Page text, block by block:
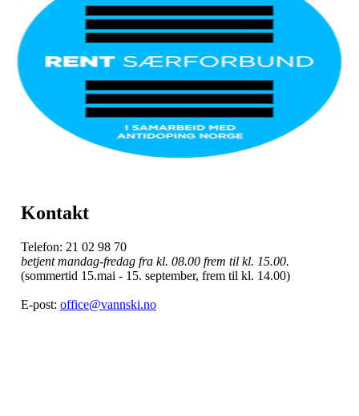
Kontakt
Telefon: 21 02 98 70
betjent mandag-fredag fra kl. 08.00 frem til kl. 15.00.
(sommertid 15.mai - 15. september, frem til kl. 14.00)
E-post: office@vannski.no